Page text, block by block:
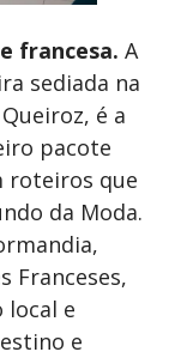
francesa. A
sediada na
é a
pacote
roteiros que
da Moda.
Franceses,
local e
e